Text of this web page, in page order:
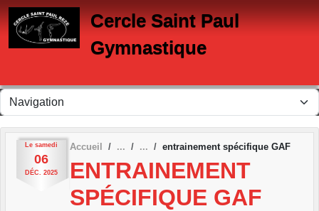
Cercle Saint Paul
Gymnastique
Le samedi
06
DÉC. 2025
Accueil entrainement spécifique GAF
ENTRAINEMENT
SPÉCIFIQUE GAF
Panneau de gestion des cookies